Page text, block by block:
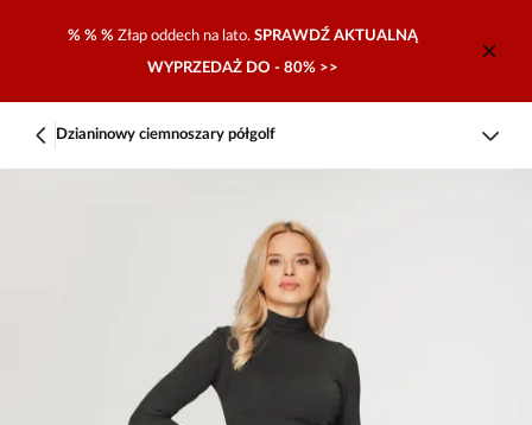
% % % Złap oddech na lato. SPRAWDŹ AKTUALNĄ
WYPRZEDAŻ DO - 80% >>
Dzianinowy ciemnoszary półgolf